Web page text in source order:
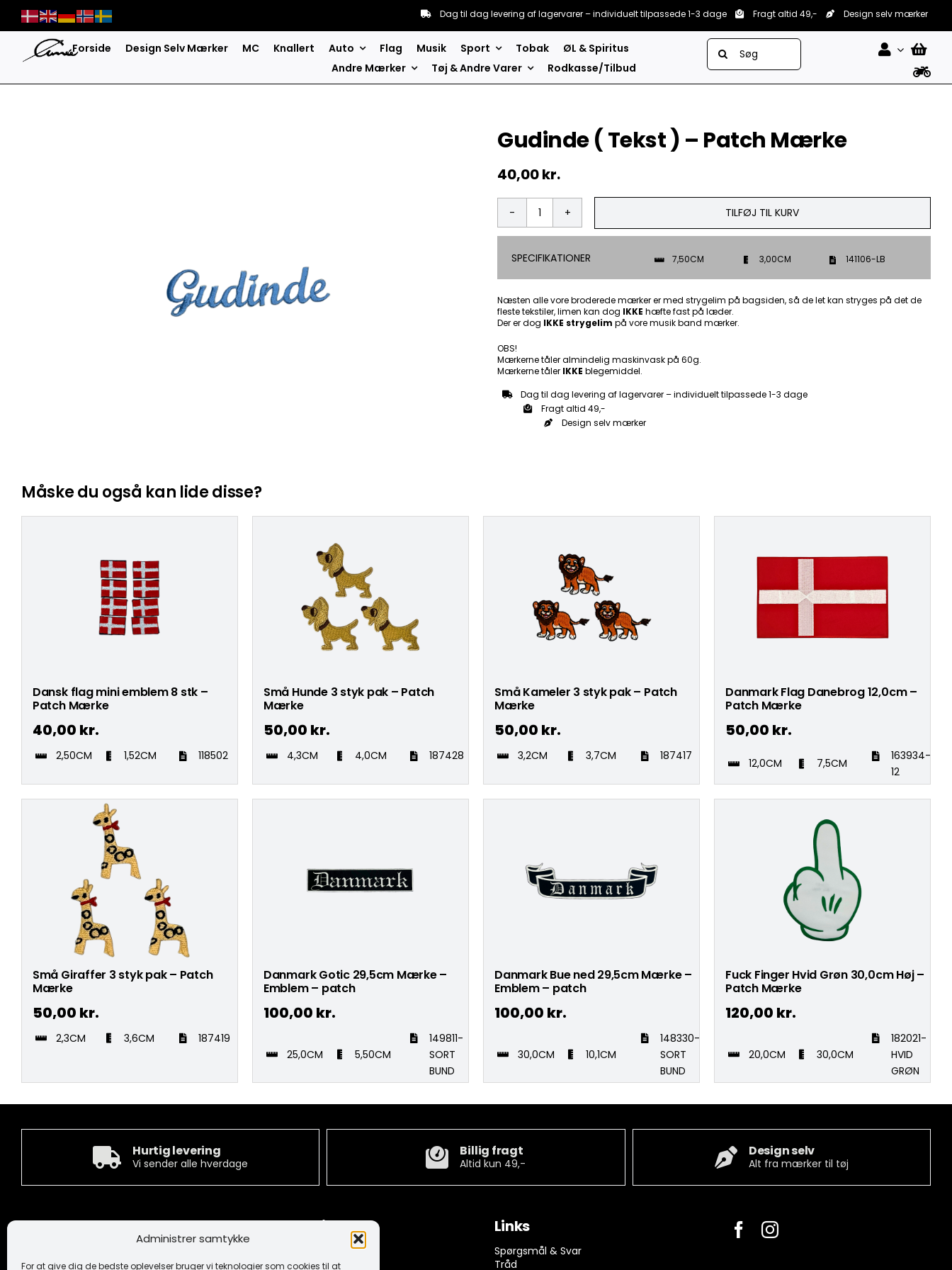
Administrer samtykke
For at give dig de bedste oplevelser bruger vi teknologier som cookies til at
content
Dag til dag levering af lagervarer – individuelt tilpassede 1-3 dage Fragt altid 49,- Design selv mærker
Forside Design Selv Mærker MC Knallert Auto Flag Musik Sport Tobak
ØL & Spiritus
Andre Mærker
Tøj & Andre Varer Rodkasse/Tilbud
Søg
efter:
Gudinde ( Tekst ) – Patch Mærke
40,00kr.
Gudinde
(
)
Mærke
antal
TILFØJ TIL KURV
SPECIFIKATIONER 7,50CM 3,00CM 141106-LB
Næsten alle vore broderede mærker er med strygelim på bagsiden, så de let kan stryges på det de
fleste tekstiler, limen kan dog IKKE hæfte fast på læder.
Der er dog IKKE strygelim på vore musik band mærker.
OBS!
Mærkerne tåler almindelig maskinvask på 60g.
Mærkerne tåler IKKE blegemiddel.
Dag til dag levering af lagervarer – individuelt tilpassede 1-3 dage
Fragt altid 49,-
Design selv mærker
Måske du også kan lide disse?
Dansk flag mini emblem 8 stk –
Patch Mærke
40,00 kr.
2,50CM 1,52CM 118502
Små Hunde 3 styk pak – Patch
Mærke
50,00 kr.
4,3CM 4,0CM 187428
Små Kameler 3 styk pak – Patch
Mærke
50,00 kr.
3,2CM 3,7CM 187417
Danmark Flag Danebrog 12,0cm –
Patch Mærke
50,00 kr.
12,0CM 7,5CM
163934-
12
Små Giraffer 3 styk pak – Patch
Mærke
50,00 kr.
2,3CM 3,6CM 187419
Danmark Gotic 29,5cm Mærke –
Emblem – patch
100,00 kr.
25,0CM 5,50CM
149811-
SORT
BUND
Danmark Bue ned 29,5cm Mærke –
Emblem – patch
100,00 kr.
30,0CM 10,1CM
148330-
SORT
BUND
Fuck Finger Hvid Grøn 30,0cm Høj –
Patch Mærke
120,00 kr.
20,0CM 30,0CM
182021-
HVID
GRØN
Hurtig levering
Vi sender alle hverdage
Billig fragt
Altid kun 49,-
Design selv
Alt fra mærker til tøj
Kontakt
Løhdesvej 6
Information
Handelsbetingelser
Ansvarsfraskrivelse
Links
Spørgsmål & Svar
Tråd